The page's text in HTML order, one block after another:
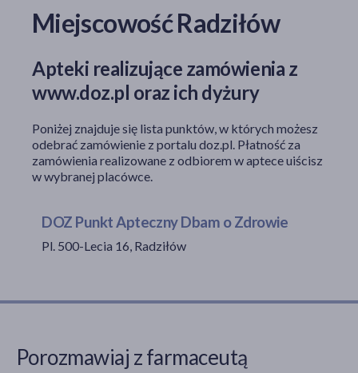
makijażuMiejscowość Radziłów
Apteki realizujące zamówienia z
www.doz.pl oraz ich dyżury
Poniżej znajduje się lista punktów, w których możesz
odebrać zamówienie z portalu doz.pl. Płatność za
zamówienia realizowane z odbiorem w aptece uiścisz
w wybranej placówce.
DOZ Punkt Apteczny Dbam o Zdrowie
Pl. 500-Lecia 16, Radziłów
Porozmawiaj z farmaceutą